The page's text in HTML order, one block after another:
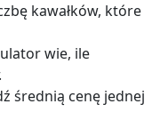
kawałków, które
wie, ile
średnią cenę jednej